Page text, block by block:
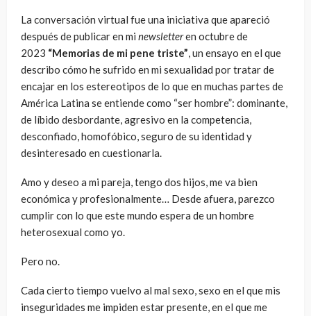
La conversación virtual fue una iniciativa que apareció
después de publicar en mi newsletteren octubre de
2023 “Memorias de mi pene triste”, un ensayo en el que
describo cómo he sufrido en mi sexualidad por tratar de
encajar en los estereotipos de lo que en muchas partes de
América Latina se entiende como “ser hombre”: dominante,
de líbido desbordante, agresivo en la competencia,
desconfiado, homofóbico, seguro de su identidad y
desinteresado en cuestionarla.
Amo y deseo a mi pareja, tengo dos hijos, me va bien
económica y profesionalmente… Desde afuera, parezco
cumplir con lo que este mundo espera de un hombre
heterosexual como yo.
Pero no.
Cada cierto tiempo vuelvo al mal sexo, sexo en el que mis
inseguridades me impiden estar presente, en el que me